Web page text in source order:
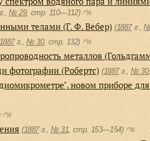
№ 29, cтр. 110—112)
телами (Г. Ф. Вебер) (1887г.,№
г.,№ 30, cтр. 132)
металлов
фотографии (Робертс) (1887г.,№ 30
новом приборе
(1887г.,№ 31, cтр. 153—154)